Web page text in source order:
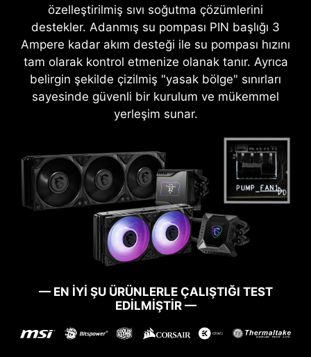
özelleştirilmiş sıvı soğutma çözümlerini
destekler. Adanmış su pompası PIN başlığı 3
Ampere kadar akım desteği ile su pompası hızını
tam olarak kontrol etmenize olanak tanır. Ayrıca
belirgin şekilde çizilmiş "yasak bölge" sınırları
sayesinde güvenli bir kurulum ve mükemmel
yerleşim sunar.
— EN İYİ ŞU ÜRÜNLERLE ÇALIŞTIĞI TEST
EDİLMİŞTİR —